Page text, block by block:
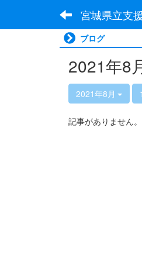
宮城県立支
ブログ
2021年8
2021年8月
記事がありません。